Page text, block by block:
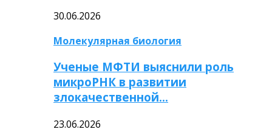
30.06.2026
Молекулярная биология
Ученые МФТИ выяснили роль
микроРНК в развитии
злокачественной…
23.06.2026